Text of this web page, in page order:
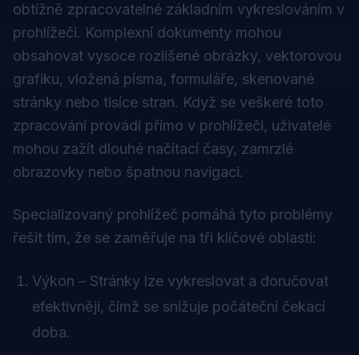
obtížně zpracovatelné základním vykreslováním v
prohlížeči. Komplexní dokumenty mohou
obsahovat vysoce rozlišené obrázky, vektorovou
grafiku, vložená písma, formuláře, skenované
stránky nebo tisíce stran. Když se veškeré toto
zpracování provádí přímo v prohlížeči, uživatelé
mohou zažít dlouhé načítací časy, zamrzlé
obrazovky nebo špatnou navigaci.
Specializovaný prohlížeč pomáhá tyto problémy
řešit tím, že se zaměřuje na tři klíčové oblasti:
Výkon – Stránky lze vykreslovat a doručovat
efektivněji, čímž se snižuje počáteční čekací
doba.